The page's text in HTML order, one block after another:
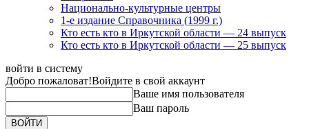
Национально-культурные центры
1-е издание Справочника (1999 г.)
Кто есть кто в Иркутской области — 24 выпуск
Кто есть кто в Иркутской области — 25 выпуск
войти в систему
Добро пожаловат!Войдите в свой аккаунт
Ваше имя пользователя
Ваш пароль